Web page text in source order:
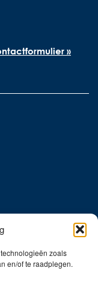
zoals
en/of te raadplegen.
»